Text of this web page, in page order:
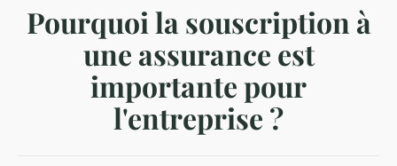
Pourquoi la souscription à
une assurance est
importante pour
l'entreprise ?